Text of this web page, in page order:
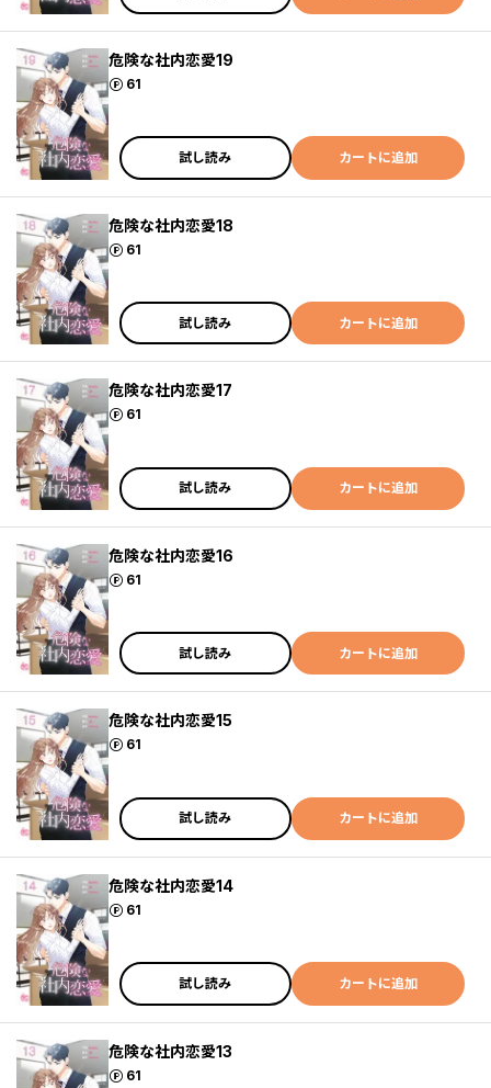
危険な社内恋愛19
61
ポイント
試し読み カートに追加
危険な社内恋愛18
61
ポイント
試し読み カートに追加
危険な社内恋愛17
61
ポイント
試し読み カートに追加
危険な社内恋愛16
61
ポイント
試し読み カートに追加
危険な社内恋愛15
61
ポイント
試し読み カートに追加
危険な社内恋愛14
61
ポイント
試し読み カートに追加
危険な社内恋愛13
61
ポイント